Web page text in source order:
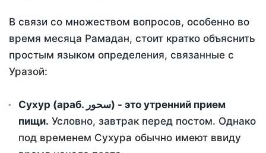
В связи со множеством вопросов, особенно во
время месяца Рамадан, стоит кратко объяснить
простым языком определения, связанные с
Уразой:
Сухур (араб. سحور) - это утренний прием
пищи. Условно, завтрак перед постом. Однако
под временем Сухура обычно имеют ввиду